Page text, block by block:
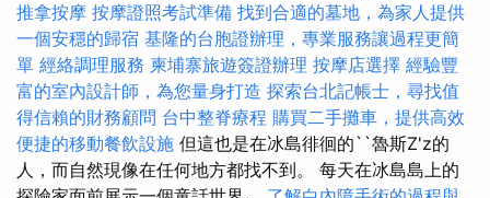
推拿按摩 按摩證照考試準備 找到合適的墓地，為家人提供
一個安穩的歸宿 基隆的台胞證辦理，專業服務讓過程更簡
單 經絡調理服務 柬埔寨旅遊簽證辦理 按摩店選擇 經驗豐
富的室內設計師，為您量身打造 探索台北記帳士，尋找值
得信賴的財務顧問 台中整脊療程 購買二手攤車，提供高效
便捷的移動餐飲設施 但這也是在冰島徘徊的``魯斯Z'z的
人，而自然現像在任何地方都找不到。 每天在冰島島上的